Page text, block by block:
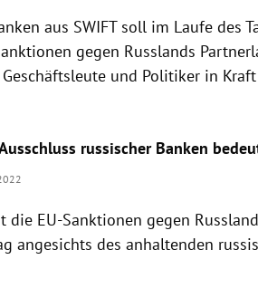
aus SWIFT soll im Laufe des
gegen Russlands
und Politiker in
russischer Banken
EU-Sanktionen gegen
angesichts des anhaltenden